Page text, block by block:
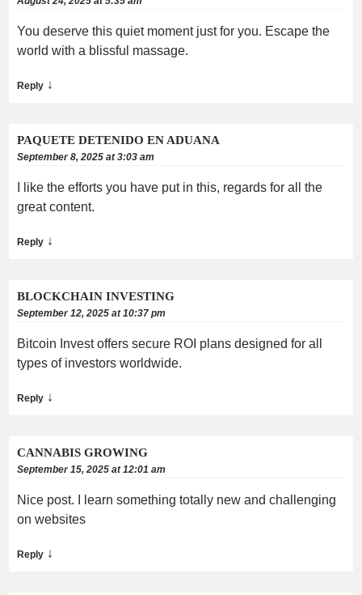
You deserve this quiet moment just for you. Escape the
world with a blissful massage.
Reply ↓
PAQUETE DETENIDO EN ADUANA
September 8, 2025 at 3:03 am
I like the efforts you have put in this, regards for all the
great content.
Reply ↓
BLOCKCHAIN INVESTING
September 12, 2025 at 10:37 pm
Bitcoin Invest offers secure ROI plans designed for all
types of investors worldwide.
Reply ↓
CANNABIS GROWING
September 15, 2025 at 12:01 am
Nice post. I learn something totally new and challenging
on websites
Reply ↓